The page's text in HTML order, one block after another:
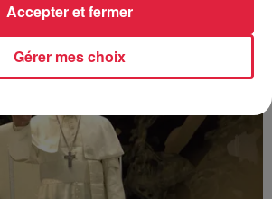
Gérer mes choix
Accepter et fermer